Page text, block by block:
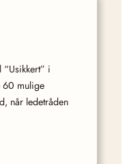
“Usikkert” i
60 mulige
når ledetråden